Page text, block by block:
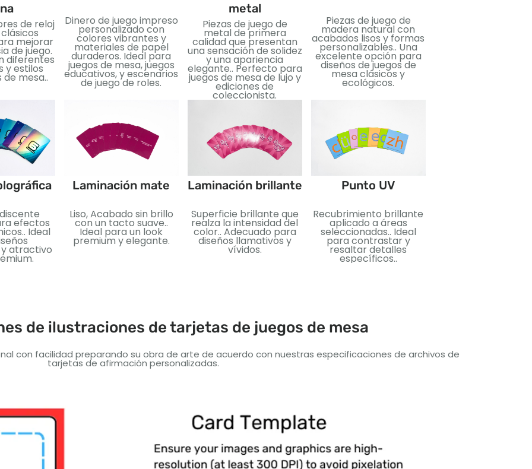
de reloj
mejorar
de juego.
diferentes
y estilos
mesa..
Dinero de juego impreso
personalizado con
colores vibrantes y
materiales de papel
duraderos. Ideal para
juegos de mesa, juegos
educativos, y escenarios
de juego de roles.
metal
Piezas de juego de
metal de primera
calidad que presentan
una sensación de solidez
y una apariencia
elegante.. Perfecto para
juegos de mesa de lujo y
ediciones de
coleccionista.
Piezas de juego de
madera natural con
acabados lisos y formas
personalizables.. Una
excelente opción para
diseños de juegos de
mesa clásicos y
ecológicos.
efectos
Ideal
atractivo
Laminación mate
Liso, Acabado sin brillo
con un tacto suave..
Ideal para un look
premium y elegante.
Laminación brillante
Superficie brillante que
realza la intensidad del
color.. Adecuado para
diseños llamativos y
vívidos.
Punto UV
Recubrimiento brillante
aplicado a áreas
seleccionadas.. Ideal
para contrastar y
resaltar detalles
específicos..
de ilustraciones de tarjetas de juegos de mesa
con facilidad preparando su obra de arte de acuerdo con nuestras especificaciones de archivos de
tarjetas de afirmación personalizadas.